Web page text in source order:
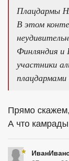
Плацдармы
В этом
Финляндия и
участники
Прямо
А что